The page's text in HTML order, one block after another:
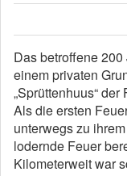
Das betroffene
einem privaten
„Sprüttenhuus“
Als die ersten
unterwegs zu
lodernde Feuer
Kilometerweit war